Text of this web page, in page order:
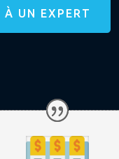
À UN EXPERT